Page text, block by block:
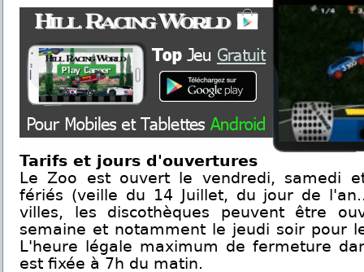
Tarifs et jours d'ouvertures
Le Zoo est ouvert le vendredi, samedi
fériés (veille du 14 Juillet, du jour de
villes, les discothèques peuvent être
semaine et notamment le jeudi soir pour
L'heure légale maximum de fermeture
est fixée à 7h du matin.